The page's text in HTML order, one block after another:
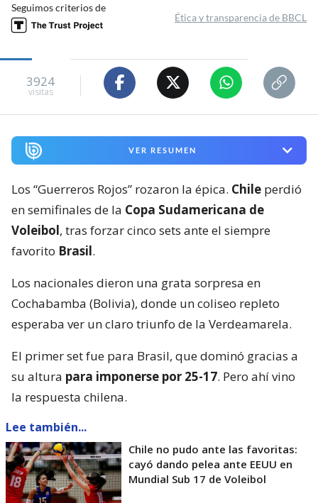
Seguimos criterios de
Ética y transparencia de BBCL
3924
visitas
VER RESUMEN
Los “Guerreros Rojos” rozaron la épica. Chile perdió
en semifinales de la Copa Sudamericana de
Voleibol, tras forzar cinco sets ante el siempre
favorito Brasil.
Los nacionales dieron una grata sorpresa en
Cochabamba (Bolivia), donde un coliseo repleto
esperaba ver un claro triunfo de la Verdeamarela.
El primer set fue para Brasil, que dominó gracias a
su altura para imponerse por 25-17. Pero ahí vino
la respuesta chilena.
Lee también...
Chile no pudo ante las favoritas:
cayó dando pelea ante EEUU en
Mundial Sub 17 de Voleibol